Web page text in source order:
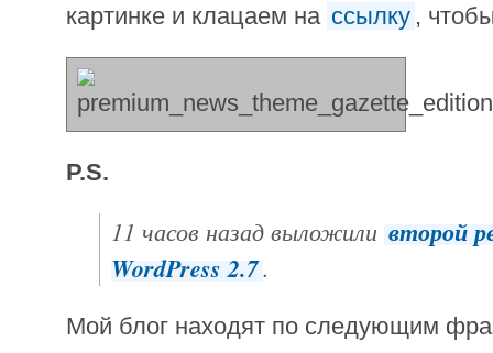
картинке и клацаем на ссылку ,
P.S.
11 часов назад выложили второй
WordPress 2.7.
Мой блог находят по следующим